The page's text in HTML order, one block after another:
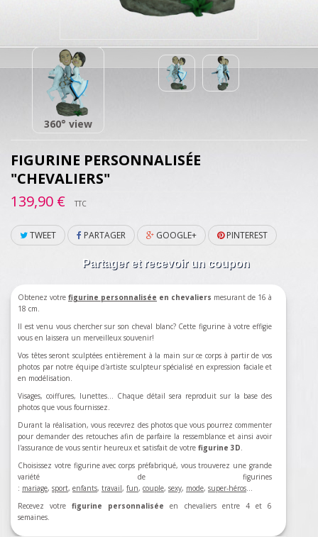
360° view
FIGURINE PERSONNALISÉE
"CHEVALIERS"
139,90 €
TTC
TWEET PARTAGER GOOGLE+ PINTEREST
Partager et recevoir un coupon
Obtenez votre figurine personnalisée en chevaliers mesurant de 16 à
18 cm.
Il est venu vous chercher sur son cheval blanc? Cette figurine à votre effigie
vous en laissera un merveilleux souvenir!
Vos têtes seront sculptées entièrement à la main sur ce corps à partir de vos
photos par notre équipe d'artiste sculpteur spécialisé en expression faciale et
en modélisation.
Visages, coiffures, lunettes... Chaque détail sera reproduit sur la base des
photos que vous fournissez.
Durant la réalisation, vous recevrez des photos que vous pourrez commenter
pour demander des retouches afin de parfaire la ressemblance et ainsi avoir
l'assurance de vous sentir heureux et satisfait de votre figurine 3D.
Choisissez votre figurine avec corps préfabriqué, vous trouverez une grande
variété de figurines
: mariage, sport, enfants, travail, fun, couple, sexy, mode, super-héros…
Recevez votrefigurine personnalisée en chevaliers entre 4 et 6
semaines.